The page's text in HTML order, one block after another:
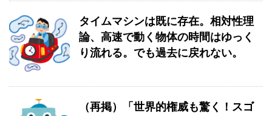
タイムマシンは既に存在。相対性理
論、高速で動く物体の時間はゆっく
り流れる。でも過去に戻れない。
（再掲）「世界的権威も驚く！スゴ